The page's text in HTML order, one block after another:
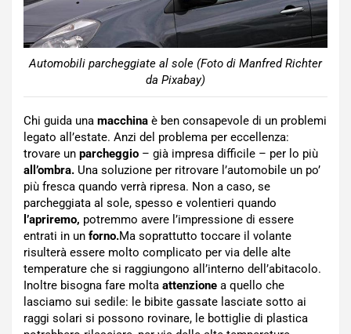
Automobili parcheggiate al sole (Foto di Manfred Richter
da Pixabay)
Chi guida una macchina è ben consapevole di un problemi
legato all’estate. Anzi del problema per eccellenza:
trovare un parcheggio – già impresa difficile – per lo più
all’ombra. Una soluzione per ritrovare l’automobile un po’
più fresca quando verrà ripresa. Non a caso, se
parcheggiata al sole, spesso e volentieri quando
l’apriremo, potremmo avere l’impressione di essere
entrati in un forno.Ma soprattutto toccare il volante
risulterà essere molto complicato per via delle alte
temperature che si raggiungono all’interno dell’abitacolo.
Inoltre bisogna fare molta attenzione a quello che
lasciamo sui sedile: le bibite gassate lasciate sotto ai
raggi solari si possono rovinare, le bottiglie di plastica